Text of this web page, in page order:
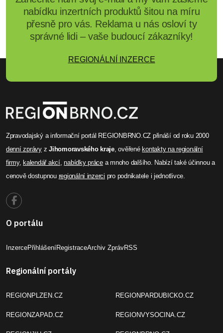
nabídku inzertních produktů šitou na míru
přesně pro vás. Reklama u nás osloví ty
správné lidi – vaše budoucí zákazníky!
REGIONÁLNÍ INZERCE
Zpravodajský a informační portál REGIONBRNO.CZ přináší od roku 2000
denní zprávyzJihomoravského kraje, ověřené kontakty na regionální
firmy, kalendář akcí,nabídky prácea mnoho dalšího. Nabízí také účinnou a
cenově dostupnou regionální inzerci pro podnikatele i jednotlivce.
O portálu
InzercePřihlášeníRegistraceArchiv ZprávRSS
Regionální portály
REGIONPLZEN.CZ
REGIONZAPAD.CZ
REGIONPARDUBICKO.CZ
REGIONVYSOCINA.CZ